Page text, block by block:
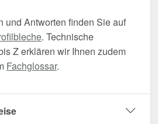
und Antworten finden Sie auf
. Technische
Z erklären wir Ihnen zudem
Fachglossar.